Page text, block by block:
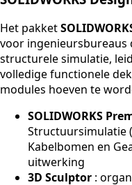
Het pakket
voor ingenieursbureaus
structurele simulatie,
volledige functionele
modules hoeven te
SOLIDWORKS
Structuursimulatie
Kabelbomen en
uitwerking
3D Sculptor :